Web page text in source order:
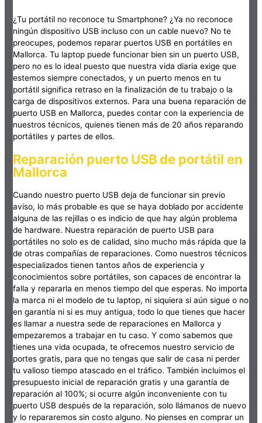
¿Tu portátil no reconoce tu Smartphone? ¿Ya no reconoce
ningún dispositivo USB incluso con un cable nuevo? No te
preocupes, podemos reparar puertos USB en portátiles en
Mallorca. Tu laptop puede funcionar bien sin un puerto USB,
pero no es lo ideal puesto que nuestra vida diaria exige que
estemos siempre conectados, y un puerto menos en tu
portátil significa retraso en la finalización de tu trabajo o la
carga de dispositivos externos. Para una buena reparación de
puerto USB en Mallorca, puedes contar con la experiencia de
nuestros técnicos, quienes tienen más de 20 años reparando
portátiles y partes de ellos.
Reparación puerto USB de portátil en
Mallorca
Cuando nuestro puerto USB deja de funcionar sin previo
aviso, lo más probable es que se haya doblado por accidente
alguna de las rejillas o es indicio de que hay algún problema
de hardware. Nuestra reparación de puerto USB para
portátiles no solo es de calidad, sino mucho más rápida que la
de otras compañías de reparaciones. Como nuestros técnicos
especializados tienen tantos años de experiencia y
conocimientos sobre portátiles, son capaces de encontrar la
falla y repararla en menos tiempo del que esperas. No importa
la marca ni el modelo de tu laptop, ni siquiera si aún sigue o no
en garantía ni si es muy antigua, todo lo que tienes que hacer
es llamar a nuestra sede de reparaciones en Mallorca y
empezaremos a trabajar en tu caso. Y como sabemos que
tienes una vida ocupada, te ofrecemos nuestro servicio de
portes gratis, para que no tengas que salir de casa ni perder
tu valioso tiempo atascado en el tráfico. También incluimos el
presupuesto inicial de reparación gratis y una garantía de
reparación al 100%; si ocurre algún inconveniente con tu
puerto USB después de la reparación, solo llámanos de nuevo
y lo repararemos sin costo alguno. No pienses en comprar un